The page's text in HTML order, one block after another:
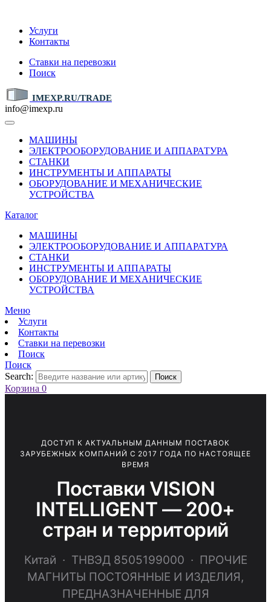
Услуги
Контакты
Ставки на перевозки
Поиск
IMEXP.RU/TRADE
info@imexp.ru
МАШИНЫ
ЭЛЕКТРООБОРУДОВАНИЕ И АППАРАТУРА
СТАНКИ
ИНСТРУМЕНТЫ И АППАРАТЫ
ОБОРУДОВАНИЕ И МЕХАНИЧЕСКИЕ
УСТРОЙСТВА
Каталог
МАШИНЫ
ЭЛЕКТРООБОРУДОВАНИЕ И АППАРАТУРА
СТАНКИ
ИНСТРУМЕНТЫ И АППАРАТЫ
ОБОРУДОВАНИЕ И МЕХАНИЧЕСКИЕ
УСТРОЙСТВА
Меню
Услуги
Контакты
Ставки на перевозки
Поиск
Поиск
Search:
Поиск
Корзина 0
ДОСТУП К АКТУАЛЬНЫМ ДАННЫМ ПОСТАВОК
ЗАРУБЕЖНЫХ КОМПАНИЙ С 2017 ГОДА ПО НАСТОЯЩЕЕ
ВРЕМЯ
Поставки VISION
INTELLIGENT — 200+
стран и территорий
Китай · ТНВЭД 8505199000 · ПРОЧИЕ
МАГНИТЫ ПОСТОЯННЫЕ И ИЗДЕЛИЯ,
ПРЕДНАЗНАЧЕННЫЕ ДЛЯ